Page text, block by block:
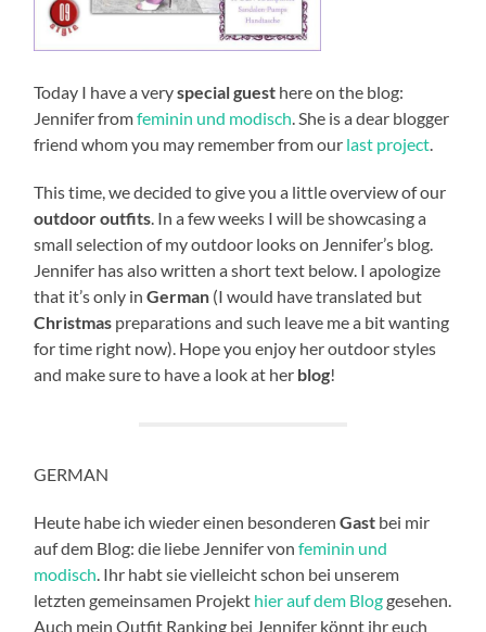
Today I have a veryspecial guest here on the blog:
Jennifer fromfeminin und modisch. She is a dear blogger
friend whom you may remember from our last project.
This time, we decided to give you a little overview of our
outdoor outfits. In a few weeks I will be showcasing a
small selection of my outdoor looks on Jennifer’s blog.
Jennifer has also written a short text below. I apologize
that it’s only inGerman (I would have translated but
Christmas preparations and such leave me a bit wanting
for time right now). Hope you enjoy her outdoor styles
and make sure to have a look at her blog!
GERMAN
Heute habe ich wieder einen besonderenGast bei mir
auf dem Blog: die liebe Jennifer vonfeminin und
modisch. Ihr habt sie vielleicht schon bei unserem
letzten gemeinsamen Projekt hier auf dem Bloggesehen.
Auch mein Outfit Ranking bei Jennifer könnt ihr euch